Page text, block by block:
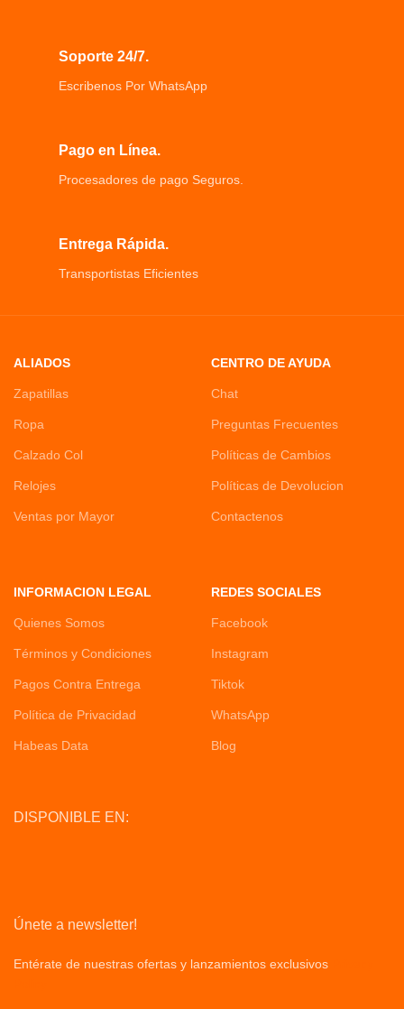
Soporte 24/7.
Escribenos Por WhatsApp
Pago en Línea.
Procesadores de pago Seguros.
Entrega Rápida.
Transportistas Eficientes
ALIADOS
Zapatillas
Ropa
Calzado Col
Relojes
Ventas por Mayor
CENTRO DE AYUDA
Chat
Preguntas Frecuentes
Políticas de Cambios
Políticas de Devolucion
Contactenos
INFORMACION LEGAL
Quienes Somos
Términos y Condiciones
Pagos Contra Entrega
Política de Privacidad
Habeas Data
REDES SOCIALES
Facebook
Instagram
Tiktok
WhatsApp
Blog
DISPONIBLE EN:
Únete a newsletter!
Entérate de nuestras ofertas y lanzamientos exclusivos